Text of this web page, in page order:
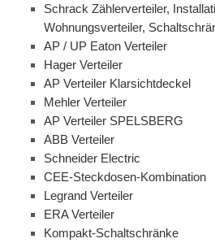
Schrack Zählerverteiler,
Wohnungsverteiler,
AP / UP Eaton Verteiler
Hager Verteiler
AP Verteiler Klarsichtdeckel
Mehler Verteiler
AP Verteiler SPELSBERG
ABB Verteiler
Schneider Electric
CEE-Steckdosen-Kombination
Legrand Verteiler
ERA Verteiler
Kompakt-Schaltschränke